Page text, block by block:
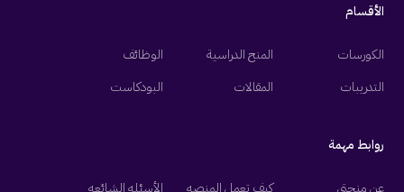
الأقسام
الكورسات المنح الدراسية
الوظائف
التدريبات
المقالات البودكاست
روابط مهمة
عن منحتي كيف تعمل المنصه الأسئله الشائعه